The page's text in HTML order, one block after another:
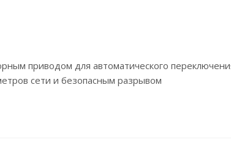
приводом для автоматического
сети и безопасным разрывом